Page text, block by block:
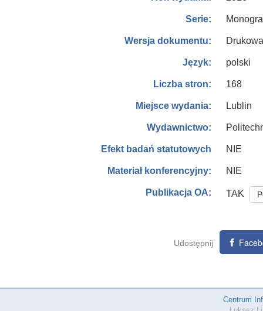
Serie:
Wersja dokumentu:
Język: polski
Liczba stron: 168
Miejsce wydania: Lublin
Wydawnictwo:
Efekt badań statutowych NIE
Materiał konferencyjny: NIE
Publikacja OA: TAK
Udostępnij
Centrum